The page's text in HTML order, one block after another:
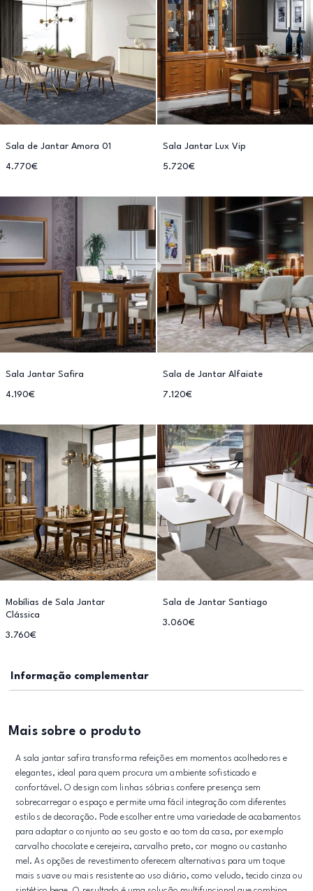
Sala de Jantar Amora 01
4.770€
Sala Jantar Lux Vip
5.720€
Sala Jantar Safira
4.190€
Sala de Jantar Alfaiate
7.120€
Mobílias de Sala Jantar
Clássica
3.760€
Sala de Jantar Santiago
3.060€
Informação complementar
Mais sobre o produto
A sala jantar safira transforma refeições em momentos acolhedores e
elegantes, ideal para quem procura um ambiente sofisticado e
confortável. O design com linhas sóbrias confere presença sem
sobrecarregar o espaço e permite uma fácil integração com diferentes
estilos de decoração. Pode escolher entre uma variedade de acabamentos
para adaptar o conjunto ao seu gosto e ao tom da casa, por exemplo
carvalho chocolate e cerejeira, carvalho preto, cor mogno ou castanho
mel. As opções de revestimento oferecem alternativas para um toque
mais suave ou mais resistente ao uso diário, como veludo, tecido cinza ou